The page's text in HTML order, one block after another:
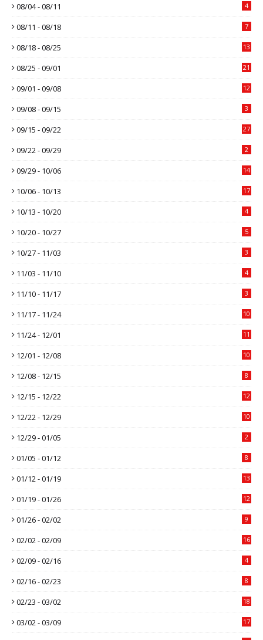
08/04 - 08/11 4
08/11 - 08/18 7
08/18 - 08/25 13
08/25 - 09/01 21
09/01 - 09/08 12
09/08 - 09/15 3
09/15 - 09/22 27
09/22 - 09/29 2
09/29 - 10/06 14
10/06 - 10/13 17
10/13 - 10/20 4
10/20 - 10/27 5
10/27 - 11/03 3
11/03 - 11/10 4
11/10 - 11/17 3
11/17 - 11/24 10
11/24 - 12/01 11
12/01 - 12/08 10
12/08 - 12/15 8
12/15 - 12/22 12
12/22 - 12/29 10
12/29 - 01/05 2
01/05 - 01/12 8
01/12 - 01/19 13
01/19 - 01/26 12
01/26 - 02/02 9
02/02 - 02/09 16
02/09 - 02/16 4
02/16 - 02/23 8
02/23 - 03/02 18
03/02 - 03/09 17